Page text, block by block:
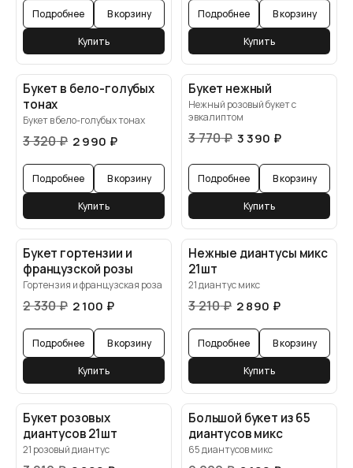
Подробнее В корзину
Купить
Подробнее В корзину
Купить
Букет в бело-голубых
тонах
Букет в бело-голубых тонах
3 320₽ 2 990 ₽
Подробнее В корзину
Купить
Букет нежный
Нежный розовый букет с
эвкалиптом
3 770₽ 3 390 ₽
Подробнее В корзину
Купить
Букет гортензии и
французской розы
Гортензия и французская роза
2 330₽ 2 100 ₽
Подробнее В корзину
Купить
Нежные диантусы микс
21шт
21 диантус микс
3 210₽ 2 890 ₽
Подробнее В корзину
Купить
Букет розовых
диантусов 21шт
21 розовый диантус
Большой букет из 65
диантусов микс
65 диантусов микс